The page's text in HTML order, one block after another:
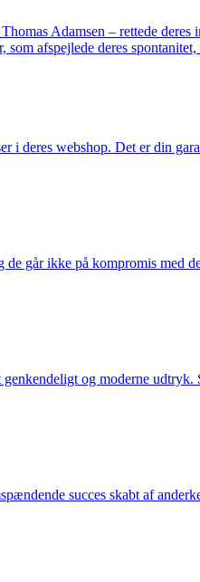
Adamsen – rettede
afspejlede deres
i deres webshop. Det er din
går ikke på kompromis
og moderne
succes skabt af